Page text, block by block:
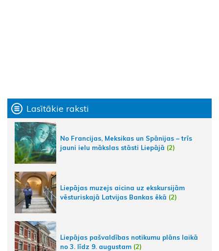
Lasītākie raksti
No Francijas, Meksikas un Spānijas – trīs
jauni ielu mākslas stāsti Liepājā (2)
Liepājas muzejs aicina uz ekskursijām
vēsturiskajā Latvijas Bankas ēkā (2)
Liepājas pašvaldības notikumu plāns laikā
no 3. līdz 9. augustam (2)